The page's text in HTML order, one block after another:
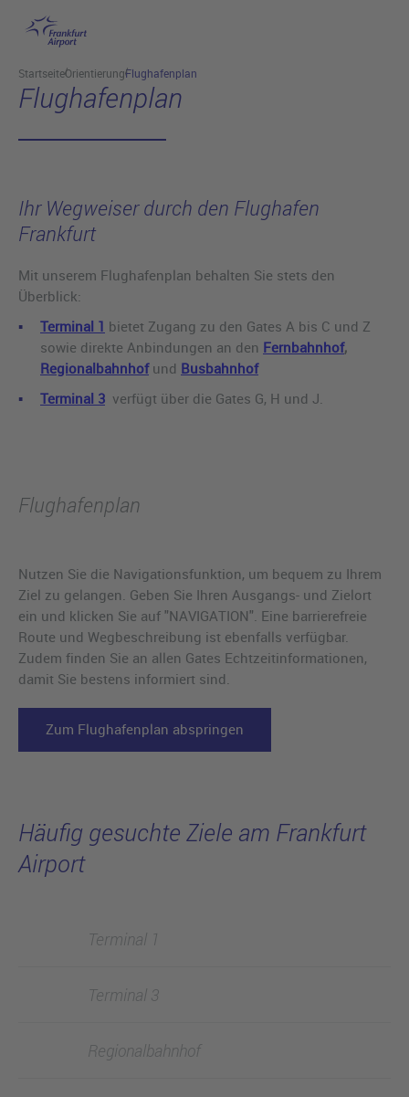
Hauptinhalt anspringen
StartseiteOrientierungFlughafenplan
Flughafenplan
Ihr Wegweiser durch den Flughafen
Frankfurt
Mit unserem Flughafenplan behalten Sie stets den
Überblick:
Terminal 1 bietet Zugang zu den Gates A bis C und Z
sowie direkte Anbindungen an den Fernbahnhof,
Regionalbahnhofund Busbahnhof
Terminal 3 verfügt über die Gates G, H und J.
Flughafenplan
Nutzen Sie die Navigationsfunktion, um bequem zu Ihrem
Ziel zu gelangen. Geben Sie Ihren Ausgangs- und Zielort
ein und klicken Sie auf "NAVIGATION". Eine barrierefreie
Route und Wegbeschreibung ist ebenfalls verfügbar.
Zudem finden Sie an allen Gates Echtzeitinformationen,
damit Sie bestens informiert sind.
Zum Flughafenplan abspringen
Häufig gesuchte Ziele am Frankfurt
Airport
Terminal 1
Terminal 3
Regionalbahnhof